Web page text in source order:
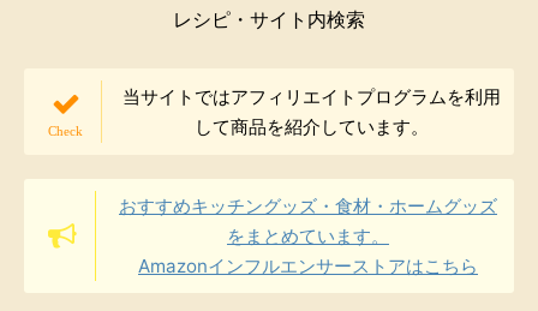
レシピ・サイト内検索
当サイトではアフィリエイトプログラムを利用
して商品を紹介しています。
おすすめキッチングッズ・食材・ホームグッズ
をまとめています。
Amazonインフルエンサーストアはこちら